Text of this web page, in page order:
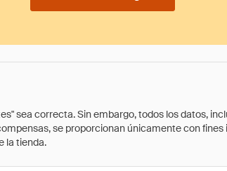
sea correcta. Sin embargo, todos los datos,
se proporcionan únicamente con
la tienda.